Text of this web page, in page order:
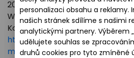
20123 Italy
Webové stránky:https://
Kontakt:
https://
mer-care
personalizaci obsahu a reklamy.
našich stránek sdílíme s našimi
analytickými partnery. Výběrem „
udělujete souhlas se
druhů cookies pro tyto zmíněné